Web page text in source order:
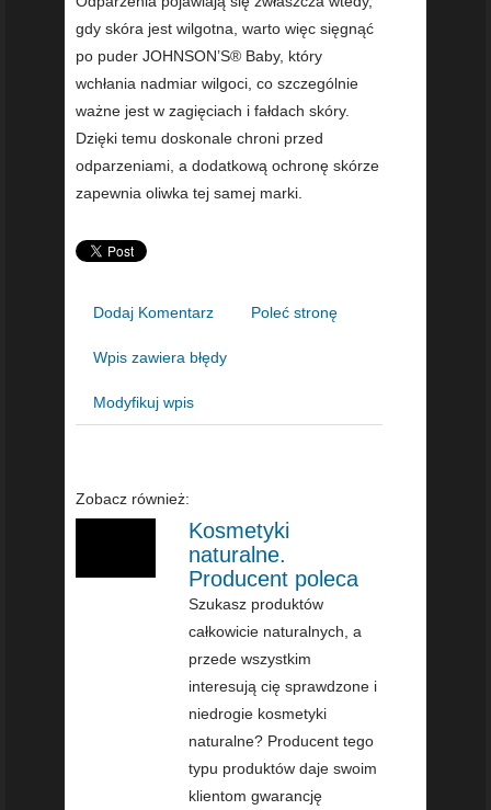
gdy skóra jest wilgotna, warto więc sięgnąć
po puder JOHNSON’S® Baby, który
wchłania nadmiar wilgoci, co szczególnie
ważne jest w zagięciach i fałdach skóry.
Dzięki temu doskonale chroni przed
odparzeniami, a dodatkową ochronę skórze
zapewnia oliwka tej samej marki.
Dodaj Komentarz Poleć stronę
Wpis zawiera błędy
Modyfikuj wpis
Zobacz również:
Kosmetyki
naturalne.
Producent poleca
Szukasz produktów
całkowicie naturalnych, a
przede wszystkim
interesują cię sprawdzone i
niedrogie kosmetyki
naturalne? Producent tego
typu produktów daje swoim
klientom gwarancję